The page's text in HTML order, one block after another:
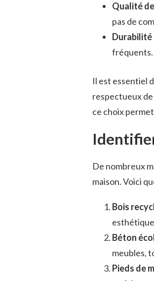
Qualité
pas de
Durabilité
fréquents.
Il est essentiel
respectueux
ce choix
De nombreux
maison. Voici
Bois
Béton
meubles,
Pieds de